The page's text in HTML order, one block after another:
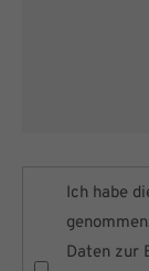
Ich habe
Daten zur